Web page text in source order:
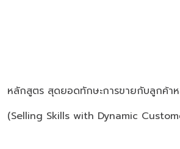
หลักสูตร สุดยอดทักษะการขายกับลูกค้า
(Selling Skills with Dynamic